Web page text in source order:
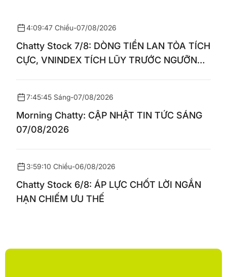
4:09:47 Chiều-07/08/2026
Chatty Stock 7/8: DÒNG TIỀN LAN TỎA TÍCH
CỰC, VNINDEX TÍCH LŨY TRƯỚC NGƯỠNG
7:45:45 Sáng-07/08/2026
Morning Chatty: CẬP NHẬT TIN TỨC SÁNG
07/08/2026
3:59:10 Chiều-06/08/2026
Chatty Stock 6/8: ÁP LỰC CHỐT LỜI NGẮN
HẠN CHIẾM ƯU THẾ